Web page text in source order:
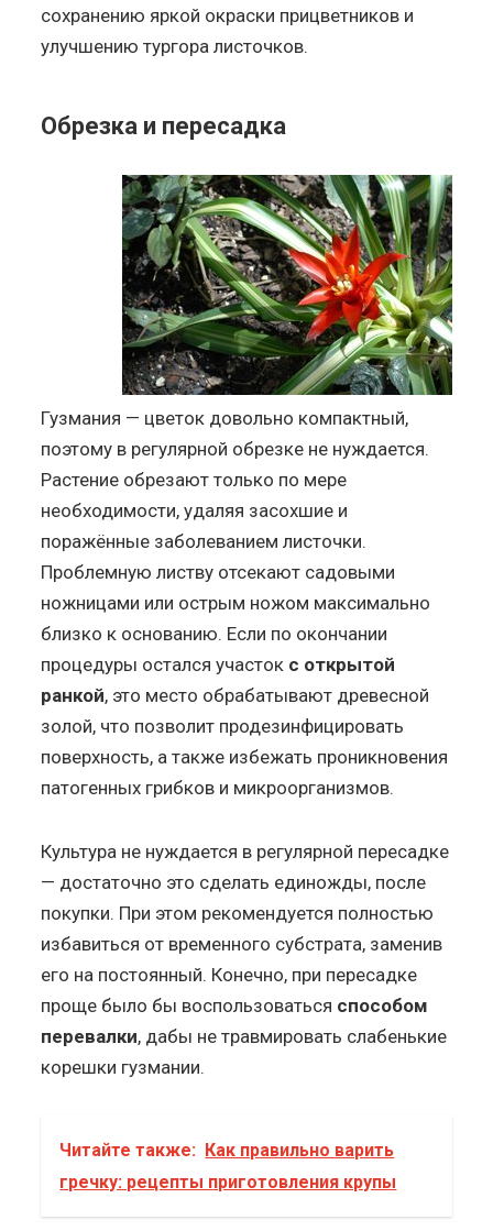
сохранению яркой окраски прицветников и
улучшению тургора листочков.
Обрезка и пересадка
Гузмания — цветок довольно компактный,
поэтому в регулярной обрезке не нуждается.
Растение обрезают только по мере
необходимости, удаляя засохшие и
поражённые заболеванием листочки.
Проблемную листву отсекают садовыми
ножницами или острым ножом максимально
близко к основанию. Если по окончании
процедуры остался участок с открытой
ранкой, это место обрабатывают древесной
золой, что позволит продезинфицировать
поверхность, а также избежать проникновения
патогенных грибков и микроорганизмов.
Культура не нуждается в регулярной пересадке
— достаточно это сделать единожды, после
покупки. При этом рекомендуется полностью
избавиться от временного субстрата, заменив
его на постоянный. Конечно, при пересадке
проще было бы воспользоваться способом
перевалки, дабы не травмировать слабенькие
корешки гузмании.
Читайте также: Как правильно варить
гречку: рецепты приготовления крупы